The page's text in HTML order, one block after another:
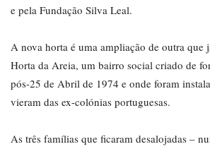
e pela Fundação Silva Leal.
A nova horta é uma ampliação de outra que
Horta da Areia, um bairro social criado de
pós-25 de Abril de 1974 e onde foram
vieram das ex-colónias portuguesas.
As três famílias que ficaram desalojadas –